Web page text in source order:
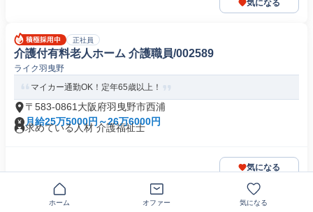
気になる
正社員
介護付有料老人ホーム 介護職員/002589
ライク羽曳野
マイカー通勤OK！定年65歳以上！
〒583-0861大阪府羽曳野市西浦
月給25万5000円～26万6000円
求めている人材 介護福祉士
気になる
ホーム オファー 気になる